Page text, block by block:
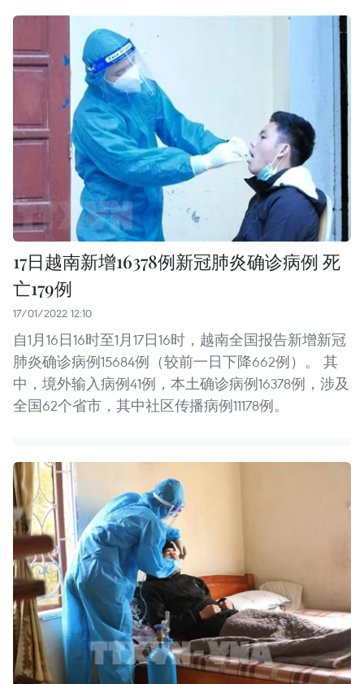
17日越南新增16378例新冠肺炎确诊病例 死
亡179例
17/01/2022 12:10
自1月16日16时至1月17日16时，越南全国报告新增新冠
肺炎确诊病例15684例（较前一日下降662例）。 其
中，境外输入病例41例，本土确诊病例16378例，涉及
全国62个省市，其中社区传播病例11178例。